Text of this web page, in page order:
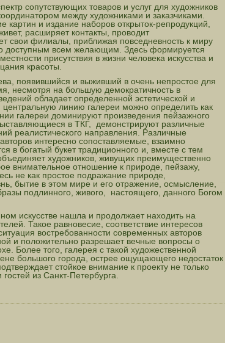
сопутствующих товаров и услуг для художников
между художниками и заказчиками.
картин и издание наборов открыток-репродукций,
расширяет контакты, проводит
свои филиалы, приближая повседневность к миру
доступным всем желающим. Здесь формируется
присутствия в жизни человека искусства и
красоты.
появившийся и выживший в очень непростое для
несмотря на большую демократичность в
обладает определенной эстетической и
линию галереи можно определить как
галереи доминируют произведения пейзажного
в ТКГ, демонстрируют различные
реалистического направления. Различные
интересно сопоставляемые, взаимно
в богатый букет традиционного и, вместе с тем
художников, живущих преимущественно
внимательное отношение к природе, пейзажу,
не как простое подражание природе,
бытие в этом мире и его отражение, осмысление,
подлинного, живого, настоящего, данного Богом
искусстве нашла и продолжает находить на
Такое равновесие, соответствие интересов
востребованности современных авторов
и положительно разрешает вечные вопросы о
Более того, галерея с такой художественной
большого города, острее ощущающего недостаток
стойкое внимание к проекту не только
из Санкт-Петербурга.